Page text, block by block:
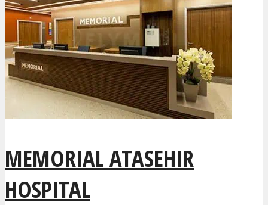
MEMORIAL ATASEHIR
HOSPITAL